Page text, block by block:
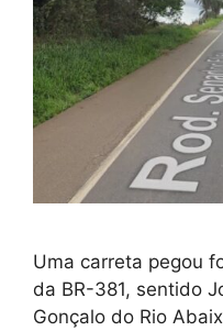
Uma carreta pegou
da BR-381, sentido
Gonçalo do Rio